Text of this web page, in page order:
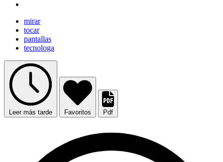
mirar
tocar
pantallas
tecnologa
Leer más tarde Favoritos Pdf